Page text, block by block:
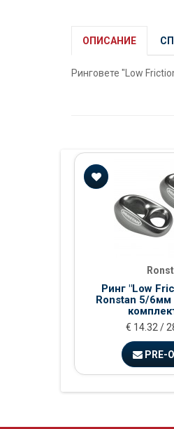
ОПИСАНИЕ
Ринговете "Low
Ринг "Low
Ronstan 5/6мм
€ 14.32 /
PRE-